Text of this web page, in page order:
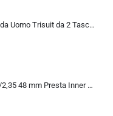
SLS3 Tuta da Triathlon da Uomo Trisuit da 2 Tasche FRT Ottima vestibilità e comodità | Progettato Tedesco 2019
HUTCHINSON 29×1,90/2,35 48 mm Presta Inner Tube 2014